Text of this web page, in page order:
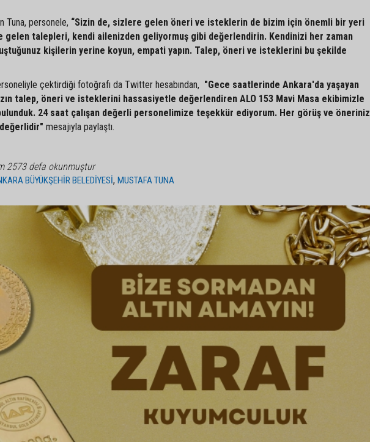
Tuna, personele, “Sizin de, sizlere gelen öneri ve isteklerin de bizim için önemli bir yeri
gelen talepleri, kendi ailenizden geliyormuş gibi değerlendirin. Kendinizi her zaman
kişilerin yerine koyun, empati yapın. Talep, öneri ve isteklerini bu şekilde
çektirdiği fotoğrafı da Twitter hesabından, "Gece saatlerinde Ankara'da yaşayan
talep, öneri ve isteklerini hassasiyetle değerlendiren ALO 153 Mavi Masa ekibimizle
24 saat çalışan değerli personelimize teşekkür ediyorum. Her görüş ve öneriniz
mesajıyla paylaştı.
2573 defa okunmuştur
BÜYÜKŞEHİR BELEDİYESİ,MUSTAFA TUNA